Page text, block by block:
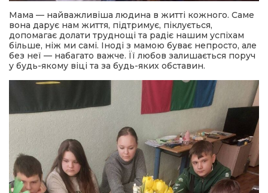
Мама — найважливіша людина в житті кожного. Саме
вона дарує нам життя, підтримує, піклується,
допомагає долати труднощі та радіє нашим успіхам
більше, ніж ми самі. Іноді з мамою буває непросто, але
без неї — набагато важче. Її любов залишається поруч
у будь-якому віці та за будь-яких обставин.